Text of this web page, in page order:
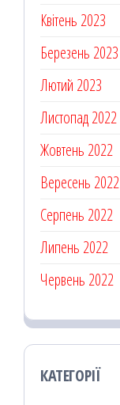
Квітень 2023
Березень 2023
Лютий 2023
Листопад 2022
Жовтень 2022
Вересень 2022
Серпень 2022
Липень 2022
Червень 2022
КАТЕГОРІЇ